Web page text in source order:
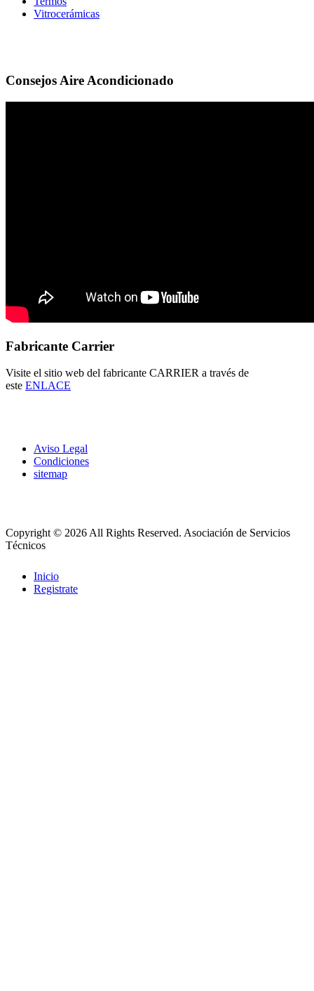
Vitrocerámicas
Consejos Aire Acondicionado
Fabricante Carrier
Visite el sitio web del fabricante CARRIER a través de
este ENLACE
Aviso Legal
Condiciones
sitemap
Copyright © 2026 All Rights Reserved. Asociación de Servicios
Técnicos
Inicio
Registrate